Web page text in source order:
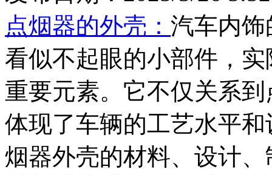
点烟器的外壳： 汽车内
看似不起眼的小部件，
重要元素。它不仅关系
体现了车辆的工艺水平
烟器外壳的材料、设计